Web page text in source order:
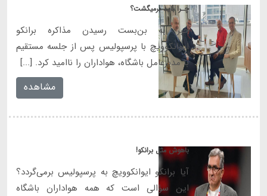
چـرا باید برمیگشت؟
خبر به بن‌بست رسیدن مذاکره برانکو
ایوانکوویچ با پرسپولیس پس از جلسه مستقیم
با مدیرعامل باشگاه، هواداران را ناامید کرد. [...]
مشاهده
باهوش مثل برانکو!
آیا برانکو ایوانکوویچ به پرسپولیس برمی‌گردد؟
این سؤالی است که همه هواداران باشگاه